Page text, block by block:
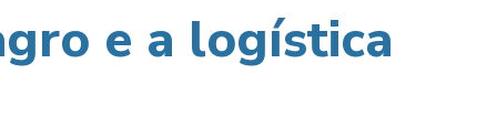
e a logística